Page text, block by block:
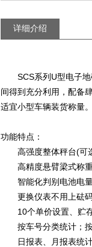
详细介绍
SCS系列U型电子地
间得到充分利用，配备
适宜小型车辆装货称量
功能特点：
高强度整体秤台(可
高精度悬臂梁式称重
智能化判别电池电量
更换仪表不用上砝码
10个单价设置、贮存
按车号分类统计；按
日报表、月报表统